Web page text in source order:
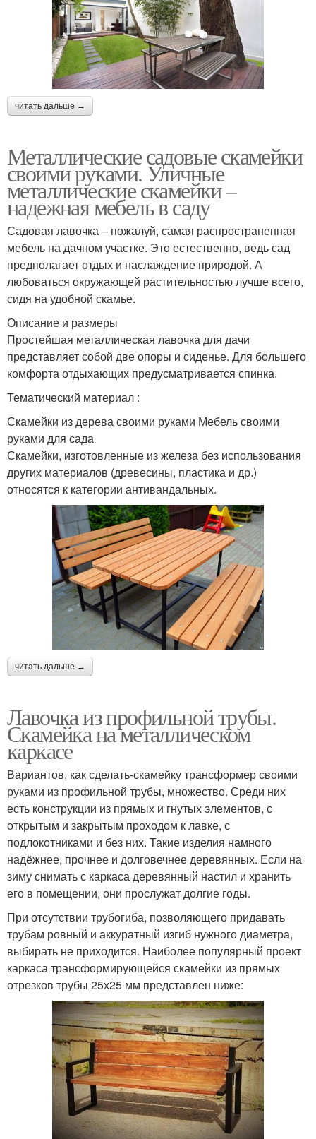
читать дальше →
Металлические садовые скамейки
своими руками. Уличные
металлические скамейки –
надежная мебель в саду
Садовая лавочка – пожалуй, самая распространенная
мебель на дачном участке. Это естественно, ведь сад
предполагает отдых и наслаждение природой. А
любоваться окружающей растительностью лучше всего,
сидя на удобной скамье.
Описание и размеры
Простейшая металлическая лавочка для дачи
представляет собой две опоры и сиденье. Для большего
комфорта отдыхающих предусматривается спинка.
Тематический материал :
Скамейки из дерева своими руками Мебель своими
руками для сада
Скамейки, изготовленные из железа без использования
других материалов (древесины, пластика и др.)
относятся к категории антивандальных.
читать дальше →
Лавочка из профильной трубы.
Скамейка на металлическом
каркасе
Вариантов, как сделать-скамейку трансформер своими
руками из профильной трубы, множество. Среди них
есть конструкции из прямых и гнутых элементов, с
открытым и закрытым проходом к лавке, с
подлокотниками и без них. Такие изделия намного
надёжнее, прочнее и долговечнее деревянных. Если на
зиму снимать с каркаса деревянный настил и хранить
его в помещении, они прослужат долгие годы.
При отсутствии трубогиба, позволяющего придавать
трубам ровный и аккуратный изгиб нужного диаметра,
выбирать не приходится. Наиболее популярный проект
каркаса трансформирующейся скамейки из прямых
отрезков трубы 25х25 мм представлен ниже: